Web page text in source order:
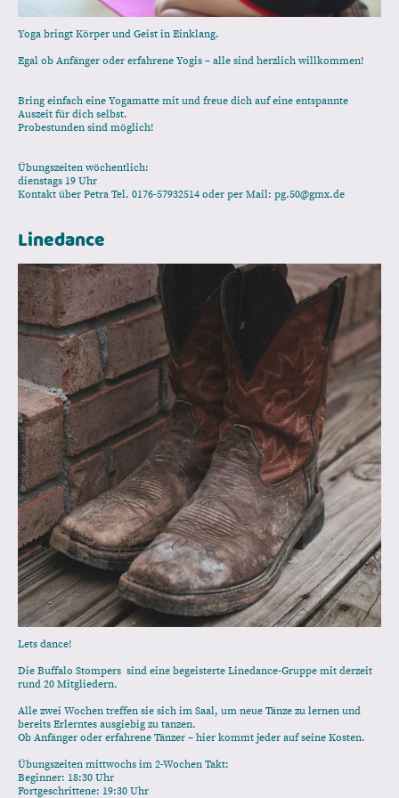
Yoga bringt Körper und Geist in Einklang.
Egal ob Anfänger oder erfahrene Yogis – alle sind herzlich willkommen!
Bring einfach eine Yogamatte mit und freue dich auf eine entspannte
Auszeit für dich selbst.
Probestunden sind möglich!
Übungszeiten wöchentlich:
dienstags 19 Uhr
Kontakt über Petra Tel. 0176-57932514 oder per Mail: pg.50@gmx.de
Linedance
Lets dance!
Die Buffalo Stompers sind eine begeisterte Linedance-Gruppe mit derzeit
rund 20 Mitgliedern.
Alle zwei Wochen treffen sie sich im Saal, um neue Tänze zu lernen und
bereits Erlerntes ausgiebig zu tanzen.
Ob Anfänger oder erfahrene Tänzer – hier kommt jeder auf seine Kosten.
Übungszeiten mittwochs im 2-Wochen Takt:
Beginner: 18:30 Uhr
Fortgeschrittene: 19:30 Uhr